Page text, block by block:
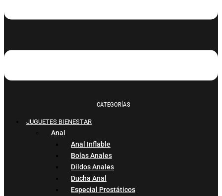
CATEGORÍAS
JUGUETES BIENESTAR
Anal
Anal Inflable
Bolas Anales
Dildos Anales
Ducha Anal
Especial Prostáticos